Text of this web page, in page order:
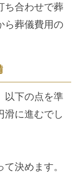
ち合わせで葬
ら葬儀費用の
以下の点を準
滑に進むでし
決めます。